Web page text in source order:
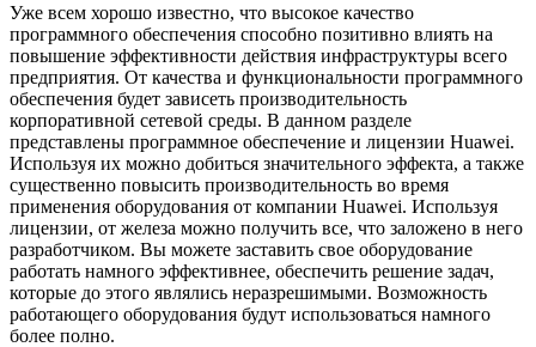
Уже всем хорошо известно, что высокое качество
программного обеспечения способно позитивно влиять на
повышение эффективности действия инфраструктуры всего
предприятия. От качества и функциональности программного
обеспечения будет зависеть производительность
корпоративной сетевой среды. В данном разделе
представлены программное обеспечение и лицензии Huawei.
Используя их можно добиться значительного эффекта, а также
существенно повысить производительность во время
применения оборудования от компании Huawei. Используя
лицензии, от железа можно получить все, что заложено в него
разработчиком. Вы можете заставить свое оборудование
работать намного эффективнее, обеспечить решение задач,
которые до этого являлись неразрешимыми. Возможность
работающего оборудования будут использоваться намного
более полно.